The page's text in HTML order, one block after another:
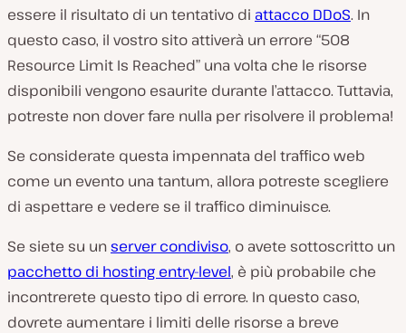
essere il risultato di un tentativo di attacco DDoS. In
questo caso, il vostro sito attiverà un errore “508
Resource Limit Is Reached” una volta che le risorse
disponibili vengono esaurite durante l’attacco. Tuttavia,
potreste non dover fare nulla per risolvere il problema!
Se considerate questa impennata del traffico web
come un evento una tantum, allora potreste scegliere
di aspettare e vedere se il traffico diminuisce.
Se siete su unserver condiviso, o avete sottoscritto un
pacchetto di hosting entry-level, è più probabile che
incontrerete questo tipo di errore. In questo caso,
dovrete aumentare i limiti delle risorse a breve